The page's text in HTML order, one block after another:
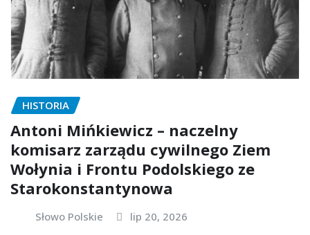
HISTORIA
Antoni Mińkiewicz – naczelny
komisarz zarządu cywilnego Ziem
Wołynia i Frontu Podolskiego ze
Starokonstantynowa
Słowo Polskie lip 20, 2026